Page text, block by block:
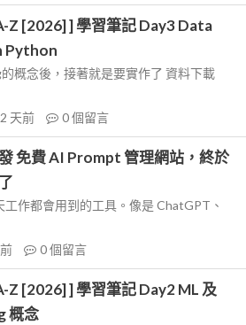
Z [2026] ] 學習筆記 Day3 Data
Python
概念後，接著就是要實作了 資料下載
2 天前 0個留言
免費 AI Prompt 管理網站，終於
作都會用到的工具。像是 ChatGPT、
0個留言
[2026] ] 學習筆記 Day2 ML 及
概念